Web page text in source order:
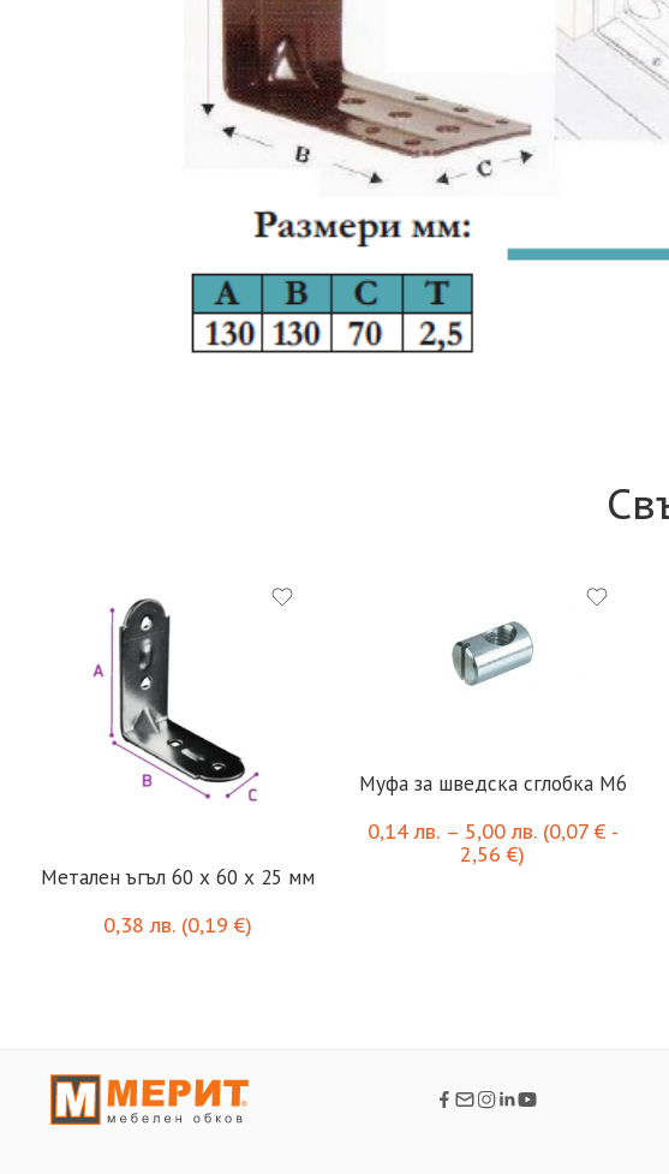
Метален ъгъл 60 х 60 x 25 мм
0,38лв. (0,19€)
Муфа за шведска сглобка M6
0,14лв. – 5,00лв. (0,07€-
2,56€)